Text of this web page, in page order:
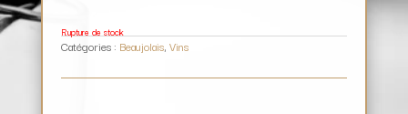
Rupture de stock
Catégories : Beaujolais, Vins